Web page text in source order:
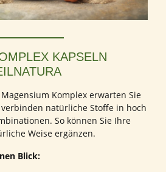
KAPSELN
Komplex erwarten Sie
natürliche Stoffe in hoch
So können Sie Ihre
Weise ergänzen.
Blick: